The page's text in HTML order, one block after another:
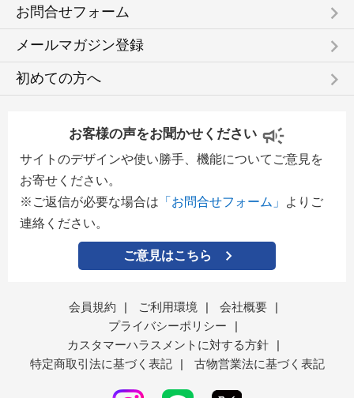
お問合せフォーム keyboard_arrow_right
メールマガジン登録 keyboard_arrow_right
初めての方へ keyboard_arrow_right
お客様の声をお聞かせください
サイトのデザインや使い勝手、機能についてご意見を
お寄せください。
※ご返信が必要な場合は 「お問合せフォーム」
よりご
連絡ください。
ご意見はこちら
会員規約 | ご利用環境 | 会社概要
|
プライバシーポリシー
|
カスタマーハラスメントに対する方針
|
特定商取引法に基づく表記
| 古物営業法に基づく表記